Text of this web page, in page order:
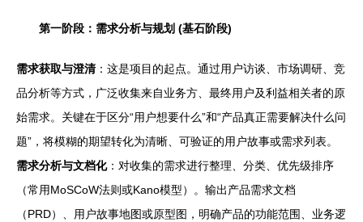
第一阶段：需求分析与规划 (基石阶段)
需求获取与澄清：这是项目的起点。通过用户访谈、市场调研、竞
品分析等方式，广泛收集来自业务方、最终用户及利益相关者的原
始需求。关键在于区分“用户想要什么”和“产品真正需要解决什么问
题”，将模糊的期望转化为清晰、可验证的用户故事或需求列表。
需求分析与文档化：对收集的需求进行整理、分类、优先级排序
（常用MoSCoW法则或Kano模型）。输出产品需求文档
（PRD）、用户故事地图或原型图，明确产品的功能范围、业务逻